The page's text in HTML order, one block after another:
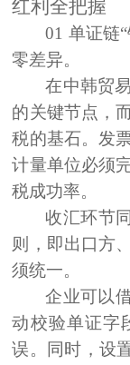
红利全把握
01 单证链
零差异。
在中韩贸
的关键节点，
税的基石。发
计量单位必须
税成功率。
收汇环节
则，即出口方
须统一。
企业可以
动校验单证字
误。同时，设